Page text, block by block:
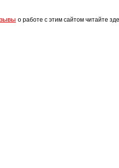
о работе с этим сайтом читайте